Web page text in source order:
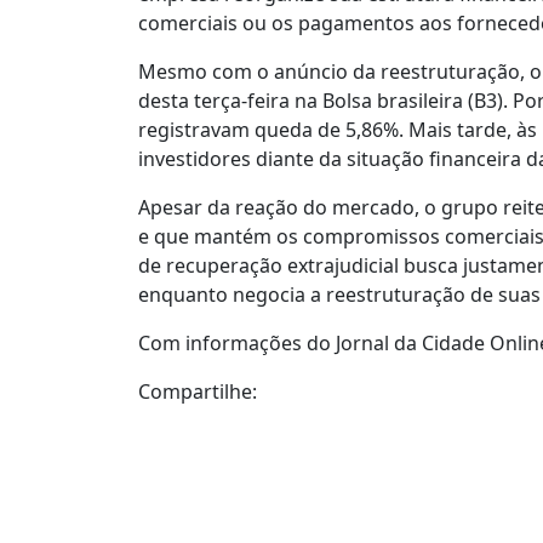
comerciais ou os pagamentos aos
Mesmo com o anúncio da reestruturação,
desta terça-feira na Bolsa brasileira (B3).
registravam queda de 5,86%. Mais tarde,
investidores diante da situação financeira
Apesar da reação do mercado, o grupo
e que mantém os compromissos
de recuperação extrajudicial busca
enquanto negocia a reestruturação de
Com informações do Jornal da Cidade
Compartilhe: